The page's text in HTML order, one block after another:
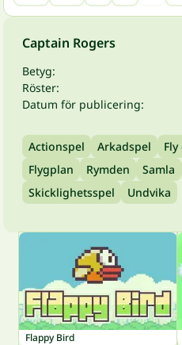
Captain Rogers
Betyg:
Röster:
Datum för publicering:
Actionspel Arkadspel
Flygplan
Rymden Samla
Skicklighetsspel
Undvika
Flappy Bird